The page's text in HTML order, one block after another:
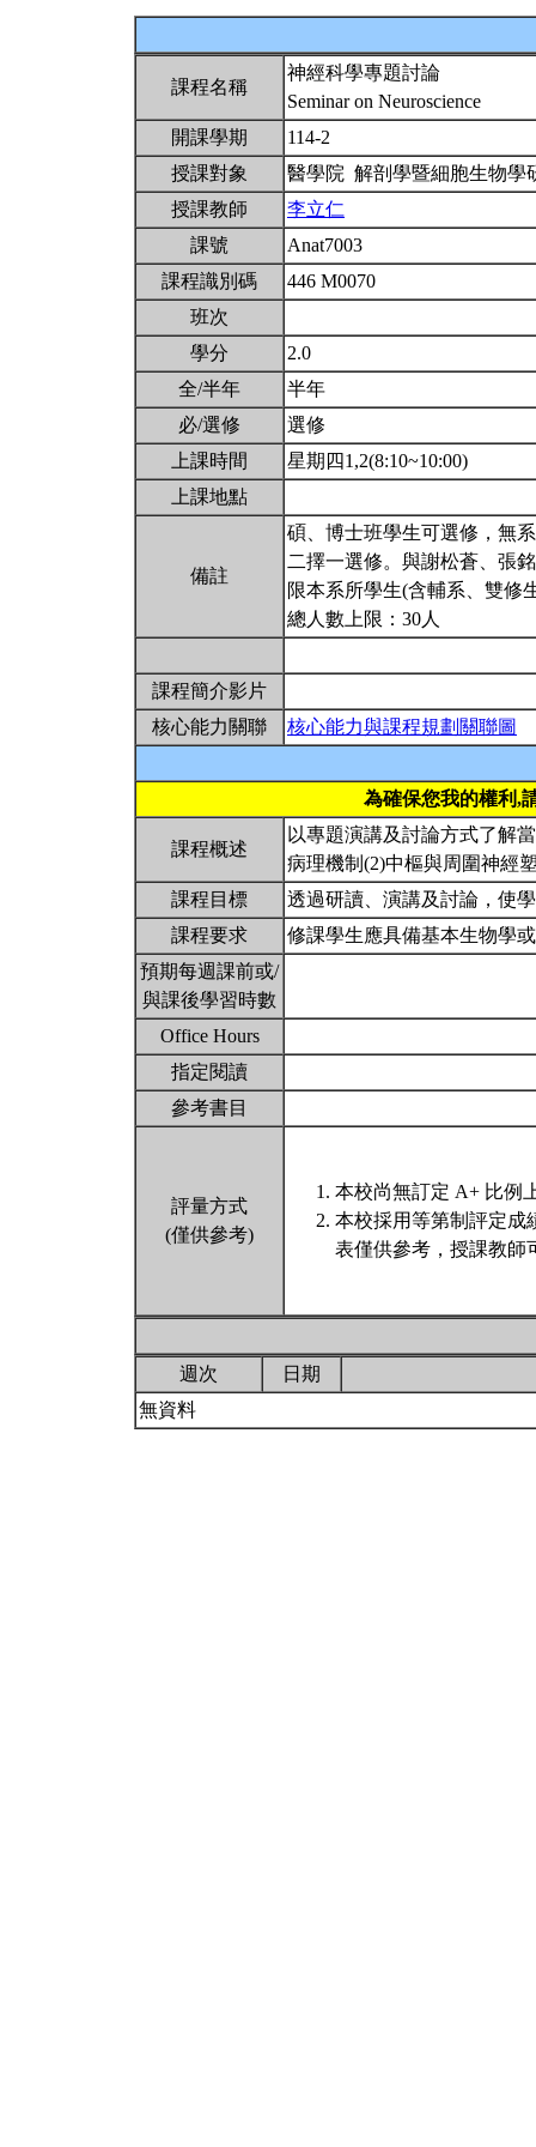
課程名稱
神經科學專題討論
Seminar on Neuroscience
開課學期
114-2
授課對象
醫學院 解剖學暨細胞生物
授課教師
李立仁
課號
Anat7003
課程識別碼
446 M0070
班次
學分
2.0
全/半年
半年
必/選修
選修
上課時間
星期四1,2(8:10~10:00)
上課地點
備註
碩、博士班學生可選修，無
二擇一選修。與謝松蒼、張
限本系所學生(含輔系、雙修
總人數上限：30人
課程簡介影片
核心能力關聯
核心能力與課程規劃關聯圖
為確保您我的權利,
課程概述
以專題演講及討論方式了解
病理機制(2)中樞與周圍神經
課程目標
透過研讀、演講及討論，使
課程要求
修課學生應具備基本生物學
預期每週課前或/
與課後學習時數
Office Hours
指定閱讀
參考書目
評量方式
(僅供參考)
本校尚無訂定 A+ 比例
本校採用等第制評定成
表僅供參考，授課教師
週次
日期
無資料